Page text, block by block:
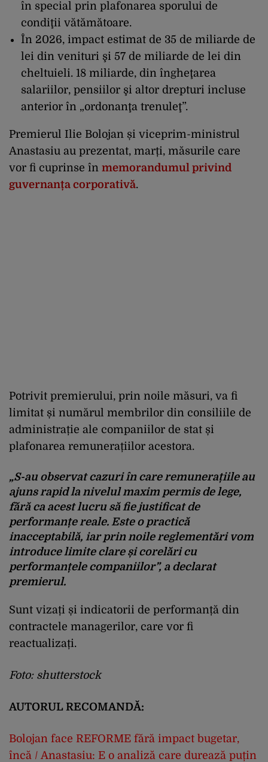
în special prin plafonarea sporului de
condiţii vătămătoare.
În 2026, impact estimat de 35 de miliarde de
lei din venituri şi 57 de miliarde de lei din
cheltuieli. 18 miliarde, din îngheţarea
salariilor, pensiilor şi altor drepturi incluse
anterior în „ordonanţa trenuleţ”.
Premierul Ilie Bolojan și viceprim-ministrul
Anastasiu au prezentat, marți, măsurile care
vor fi cuprinse în memorandumul privind
guvernanța corporativă.
Potrivit premierului, prin noile măsuri, va fi
limitat și numărul membrilor din consiliile de
administrație ale companiilor de stat și
plafonarea remunerațiilor acestora.
„S-au observat cazuri în care remunerațiile au
ajuns rapid la nivelul maxim permis de lege,
fără ca acest lucru să fie justificat de
performanțe reale. Este o practică
inacceptabilă, iar prin noile reglementări vom
introduce limite clare și corelări cu
performanțele companiilor”, a declarat
premierul.
Sunt vizați și indicatorii de performanță din
contractele managerilor, care vor fi
reactualizați.
Foto: shutterstock
AUTORUL RECOMANDĂ:
Bolojan face REFORME fără impact bugetar,
încă / Anastasiu: E o analiză care durează puțin